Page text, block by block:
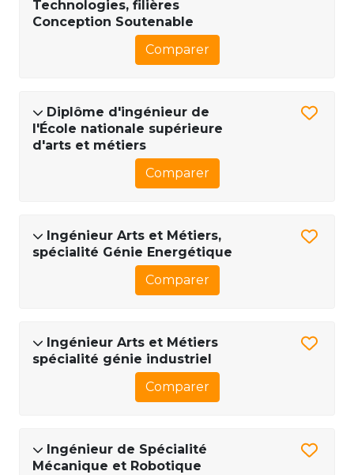
Technologies, filières
Conception Soutenable
Comparer
Diplôme d'ingénieur de
l'École nationale supérieure
d'arts et métiers
Comparer
Ingénieur Arts et Métiers,
spécialité Génie Energétique
Comparer
Ingénieur Arts et Métiers
spécialité génie industriel
Comparer
Ingénieur de Spécialité
Mécanique et Robotique